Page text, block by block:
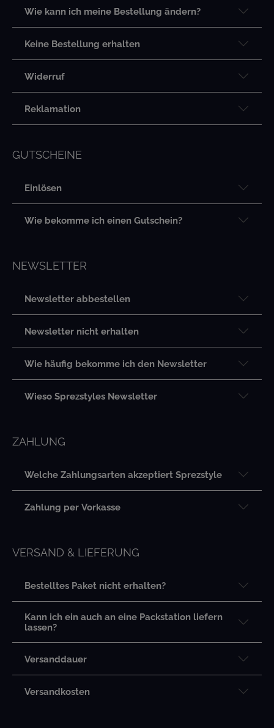
Wie kann ich meine Bestellung ändern?
Keine Bestellung erhalten
Widerruf
Reklamation
GUTSCHEINE
Einlösen
Wie bekomme ich einen Gutschein?
NEWSLETTER
Newsletter abbestellen
Newsletter nicht erhalten
Wie häufig bekomme ich den Newsletter
Wieso Sprezstyles Newsletter
ZAHLUNG
Welche Zahlungsarten akzeptiert Sprezstyle
Zahlung per Vorkasse
VERSAND & LIEFERUNG
Bestelltes Paket nicht erhalten?
Kann ich ein auch an eine Packstation liefern
lassen?
Versanddauer
Versandkosten